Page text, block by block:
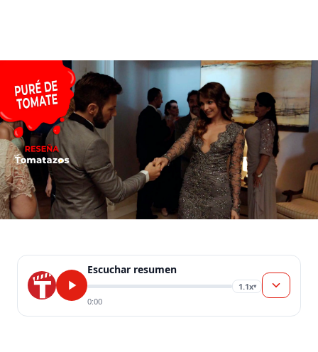
Escuchar resumen
1.1x▾
0:00